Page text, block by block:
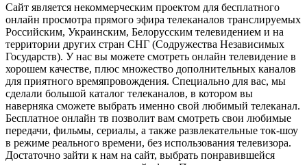
Сайт является некоммерческим проектом для бесплатного
онлайн просмотра прямого эфира телеканалов транслируемых
Российским, Украинским, Белорусским телевидением и на
территории других стран СНГ (Содружества Независимых
Государств). У нас вы можете смотреть онлайн телевидение в
хорошем качестве, плюс множество дополнительных каналов
для приятного времяпровождения. Специально для вас, мы
сделали большой каталог телеканалов, в котором вы
наверняка сможете выбрать именно свой любимый телеканал.
Бесплатное онлайн тв позволит вам смотреть свои любимые
передачи, фильмы, сериалы, а также развлекательные ток-шоу
в режиме реального времени, без использования телевизора.
Достаточно зайти к нам на сайт, выбрать понравившейся